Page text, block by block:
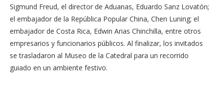
Sigmund Freud, el director de Aduanas, Eduardo Sanz Lovatón;
el embajador de la República Popular China, Chen Luning; el
embajador de Costa Rica, Edwin Arias Chinchilla, entre otros
empresarios y funcionarios públicos. Al finalizar, los invitados
se trasladaron al Museo de la Catedral para un recorrido
guiado en un ambiente festivo.